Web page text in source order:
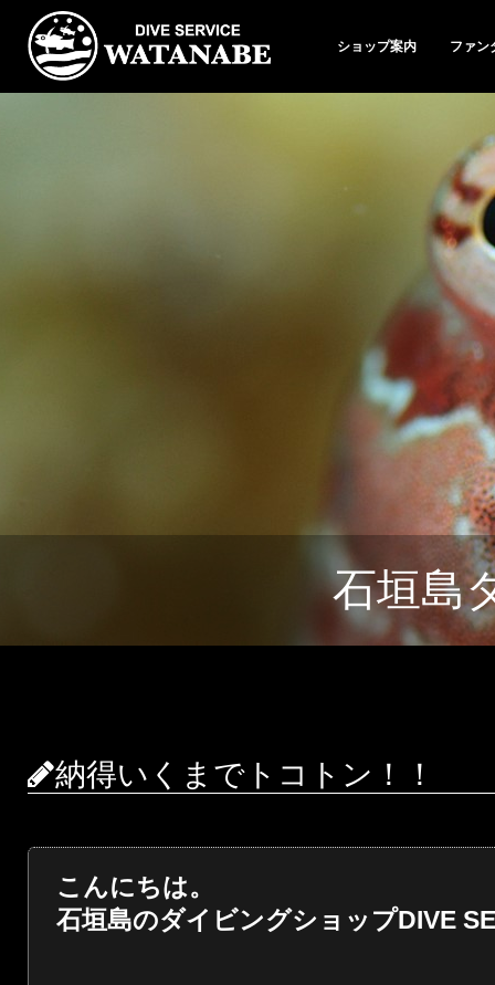
ショップ案内 ファン
石垣島
納得いくまでトコトン！！
こんにちは。
石垣島のダイビングショップDIVE